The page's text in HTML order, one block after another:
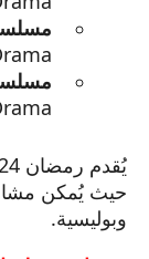
حيث يُمكن
وبوليسية.